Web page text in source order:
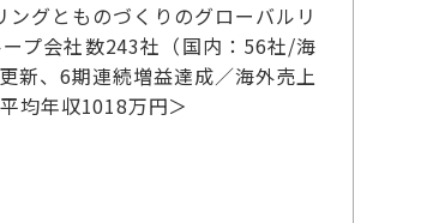
グとものづくりのグローバルリ
プ会社数243社（国内：56社/海
新、6期連続増益達成／海外売上
均年収1018万円＞